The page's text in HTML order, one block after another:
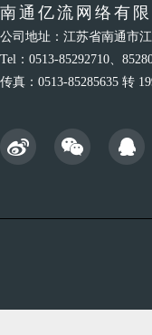
南通亿流网络有限
公司地址：江苏省南通市
Tel：0513-85292710、
传真：0513-85285635 转